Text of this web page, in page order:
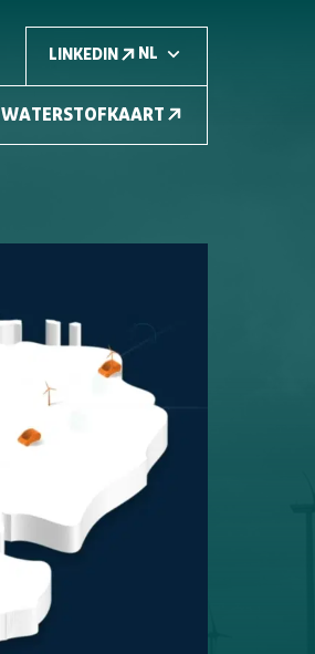
LINKEDIN
WATERSTOFKAART